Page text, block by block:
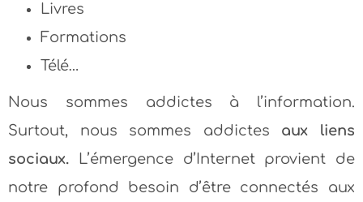
Livres
Formations
Télé…
Nous sommes addictes à l’information.
Surtout, nous sommes addictes aux liens
sociaux.
L’émergence d’Internet provient de
notre profond besoin d’être connectés aux